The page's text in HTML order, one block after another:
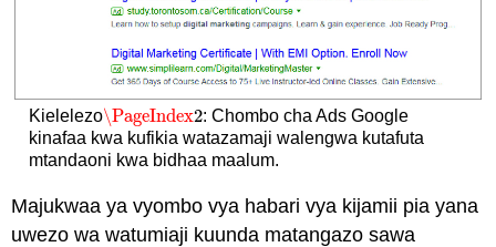
Kielelezo\PageIndex2
\PageIndex2: Chombo cha Ads Google
kinafaa kwa kufikia watazamaji walengwa kutafuta
mtandaoni kwa bidhaa maalum.
Majukwaa ya vyombo vya habari vya kijamii pia yana
uwezo wa watumiaji kuunda matangazo sawa